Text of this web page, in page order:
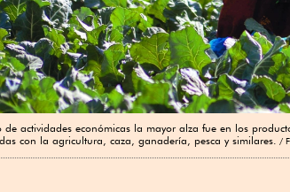
de actividades económicas la mayor alza fue en los
con la agricultura, caza, ganadería, pesca y similares.